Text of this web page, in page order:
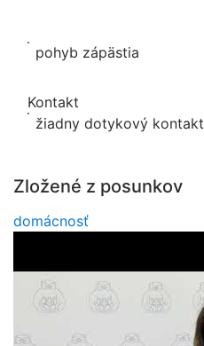
pohyb zápästia
Kontakt
žiadny dotykový kontakt
Zložené z posunkov
domácnosť